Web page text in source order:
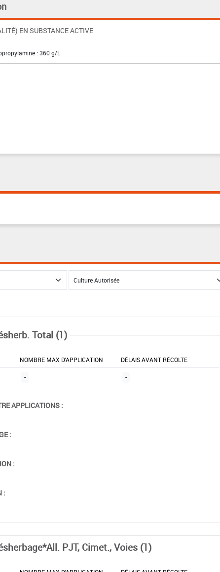
EN SUBSTANCE ACTIVE
: 360 g/L
Total (1)
NOMBRE MAX D'APPLICATION DÉLAIS AVANT RÉCOLTE
- -
APPLICATIONS :
:
:
:
PJT, Cimet., Voies (1)